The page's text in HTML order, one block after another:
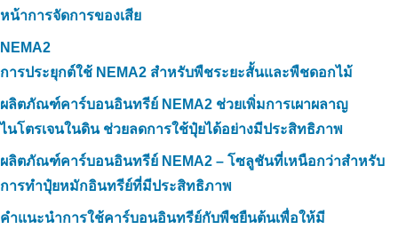
หน้าการจัดการของเสีย
NEMA2
การประยุกต์ใช้ NEMA2 สำหรับพืชระยะสั้นและพืชดอกไม้
ผลิตภัณฑ์คาร์บอนอินทรีย์ NEMA2 ช่วยเพิ่มการเผาผลาญ
ไนโตรเจนในดิน ช่วยลดการใช้ปุ๋ยได้อย่างมีประสิทธิภาพ
ผลิตภัณฑ์คาร์บอนอินทรีย์ NEMA2 – โซลูชันที่เหนือกว่าสำหรับ
การทำปุ๋ยหมักอินทรีย์ที่มีประสิทธิภาพ
คำแนะนำการใช้คาร์บอนอินทรีย์กับพืชยืนต้นเพื่อให้มี